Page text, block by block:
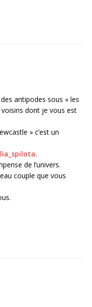
antipodes sous « les
dont je vous est
» c’est un
.
de l’univers.
couple que vous